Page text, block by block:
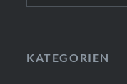
KATEGORIEN